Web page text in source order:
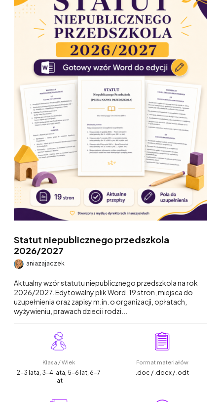
daltoński
koncepcja Froebla🔹 Mindfulness
dziecięca
, edukacja przez ruch i zabawę📚 Co znajdziesz w
mojej ofercie?📝 gotowe wpisy do dziennika (rewalidacja,
korekcyjno-kompensacyjne)🎨 inspirujące pomysły na
prace plastyczne📘 scenariusze i pomoce do zajęć w
przedszkolu i szkole🧩 wsparcie dla uczniów z SPE i wyzwań
rozwojowych
Moje materiały tworzone są z myślą o:👩‍🏫 nauczycielach🎓
studentach pedagogiki👨‍👩‍👧‍👦 rodzicach dzieci z
wyzwaniami🧠 terapeutach i specjalistach🤝 Współpraca na
Twoich warunkach Realizujęsetki zleceń indywidualnych
– od prostych pomocy po kompletne dokumentacje i
autorskie konspekty. Jeśli marzysz o materiale szytym na
miarę – napisz do mnie lub zostaw komentarz. Stwórzmy
coś wartościowego razem!
Statut niepublicznego przedszkola
2026/2027
aniazajaczek
Aktualny wzór statutu niepublicznego przedszkola na rok
2026/2027. Edytowalny plik Word, 19 stron, miejsca do
uzupełnienia oraz zapisy m.in. o organizacji, opłatach,
wyżywieniu, prawach dzieci i rodzi...
Klasa / Wiek
2-3 lata, 3-4 lata, 5-6 lat, 6-7
lat
Format materiałów
.doc / .docx / .odt